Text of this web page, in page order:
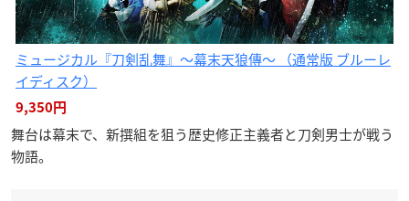
ミュージカル『刀剣乱舞』〜幕末天狼傳〜 （通常版 ブルーレ
イディスク）
9,350円
舞台は幕末で、新撰組を狙う歴史修正主義者と刀剣男士が戦う
物語。